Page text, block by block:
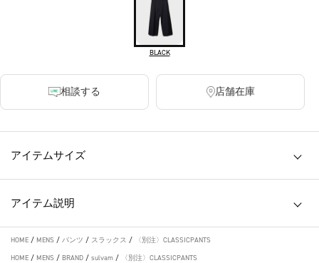
BLACK
相談する 店舗在庫
アイテムサイズ
アイテム説明
HOME / MENS / パンツ / スラックス /
〈別注〉CLASSICPANTS
HOME / MENS / BRAND / sulvam / 〈別注〉CLASSICPANTS